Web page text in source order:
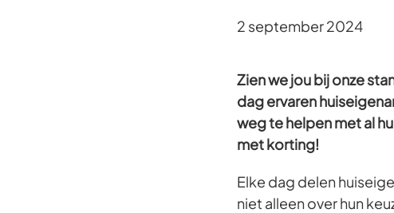
2 september 2024
Zien we jou bij onze
dag ervaren
weg te helpen met al
met korting!
Elke dag delen
niet alleen over hun